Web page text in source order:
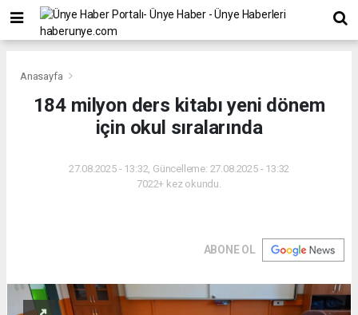
Anasayfa
184 milyon ders kitabı yeni dönem
için okul sıralarında
27.08.2025 - 13:32, Güncelleme: 27.08.2025 - 13:32
7022+ kez okundu.
ABONE OL